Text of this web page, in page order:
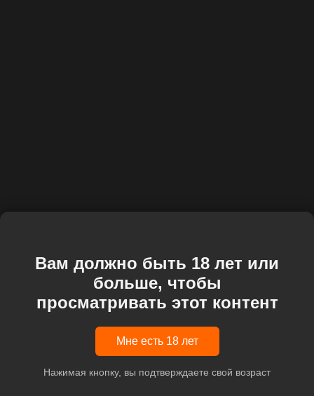
Вам должно быть 18 лет или
больше, чтобы
просматривать этот контент
Мне есть 18 лет
Нажимая кнопку, вы подтверждаете свой возраст